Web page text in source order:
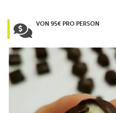
VON 95€ PRO PERSON